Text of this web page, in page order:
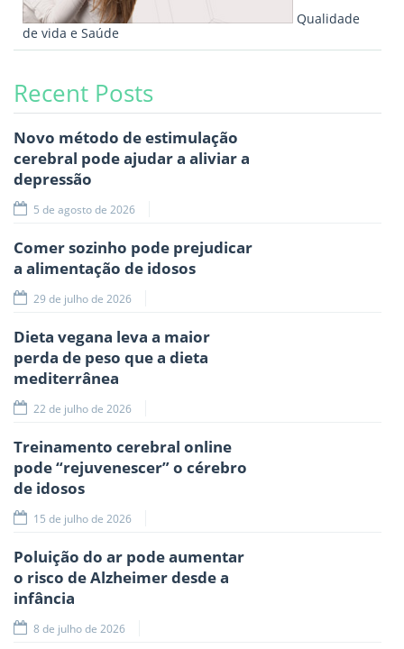
Qualidade
de vida e Saúde
Recent Posts
Novo método de estimulação
cerebral pode ajudar a aliviar a
depressão
5 de agosto de 2026
Comer sozinho pode prejudicar
a alimentação de idosos
29 de julho de 2026
Dieta vegana leva a maior
perda de peso que a dieta
mediterrânea
22 de julho de 2026
Treinamento cerebral online
pode “rejuvenescer” o cérebro
de idosos
15 de julho de 2026
Poluição do ar pode aumentar
o risco de Alzheimer desde a
infância
8 de julho de 2026